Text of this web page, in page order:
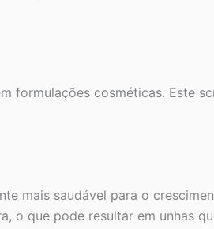
formulações cosméticas. Este
mais saudável para o
o que pode resultar em unhas